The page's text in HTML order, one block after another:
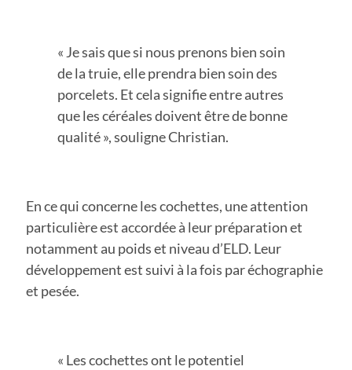
« Je sais que si nous prenons bien soin
de la truie, elle prendra bien soin des
porcelets. Et cela signifie entre autres
que les céréales doivent être de bonne
qualité », souligne Christian.
En ce qui concerne les cochettes, une attention
particulière est accordée à leur préparation et
notamment au poids et niveau d’ELD. Leur
développement est suivi à la fois par échographie
et pesée.
« Les cochettes ont le potentiel